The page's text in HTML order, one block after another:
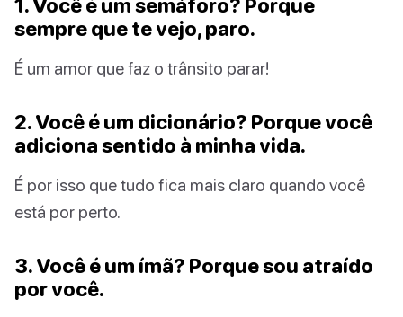
1. Você é um semáforo? Porque
sempre que te vejo, paro.
É um amor que faz o trânsito parar!
2. Você é um dicionário? Porque você
adiciona sentido à minha vida.
É por isso que tudo fica mais claro quando você
está por perto.
3. Você é um ímã? Porque sou atraído
por você.